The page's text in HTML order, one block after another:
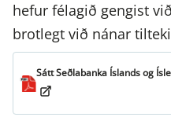
hefur félagið gengist
brotlegt við nánar
Sátt Seðlabanka Íslands og